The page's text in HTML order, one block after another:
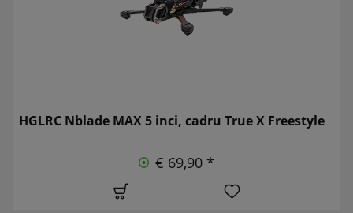
HGLRC Nblade MAX 5 inci, cadru True X Freestyle
€ 69,90 *